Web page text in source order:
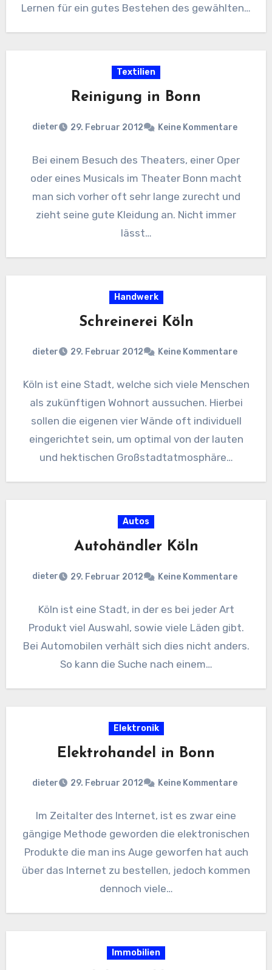
Lernen für ein gutes Bestehen des gewählten…
Textilien
Reinigung in Bonn
dieter 29. Februar 2012 Keine Kommentare
Bei einem Besuch des Theaters, einer Oper
oder eines Musicals im Theater Bonn macht
man sich vorher oft sehr lange zurecht und
zieht seine gute Kleidung an. Nicht immer
lässt…
Handwerk
Schreinerei Köln
dieter 29. Februar 2012 Keine Kommentare
Köln ist eine Stadt, welche sich viele Menschen
als zukünftigen Wohnort aussuchen. Hierbei
sollen die eigenen vier Wände oft individuell
eingerichtet sein, um optimal von der lauten
und hektischen Großstadtatmosphäre…
Autos
Autohändler Köln
dieter 29. Februar 2012 Keine Kommentare
Köln ist eine Stadt, in der es bei jeder Art
Produkt viel Auswahl, sowie viele Läden gibt.
Bei Automobilen verhält sich dies nicht anders.
So kann die Suche nach einem…
Elektronik
Elektrohandel in Bonn
dieter 29. Februar 2012 Keine Kommentare
Im Zeitalter des Internet, ist es zwar eine
gängige Methode geworden die elektronischen
Produkte die man ins Auge geworfen hat auch
über das Internet zu bestellen, jedoch kommen
dennoch viele…
Immobilien